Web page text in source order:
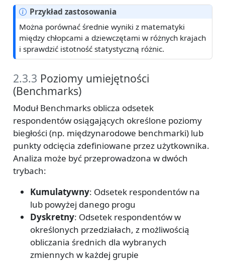
Przykład zastosowania
Można porównać średnie wyniki z matematyki
między chłopcami a dziewczętami w różnych krajach
i sprawdzić istotność statystyczną różnic.
2.3.3 Poziomy umiejętności
(Benchmarks)
Moduł Benchmarks oblicza odsetek
respondentów osiągających określone poziomy
biegłości (np. międzynarodowe benchmarki) lub
punkty odcięcia zdefiniowane przez użytkownika.
Analiza może być przeprowadzona w dwóch
trybach:
Kumulatywny: Odsetek respondentów na
lub powyżej danego progu
Dyskretny: Odsetek respondentów w
określonych przedziałach, z możliwością
obliczania średnich dla wybranych
zmiennych w każdej grupie